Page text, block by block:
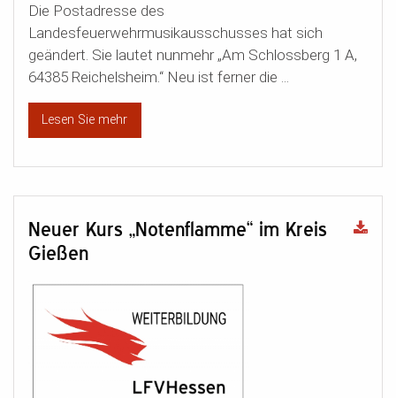
Die Postadresse des
Landesfeuerwehrmusikausschusses hat sich
geändert. Sie lautet nunmehr „Am Schlossberg 1 A,
64385 Reichelsheim.“ Neu ist ferner die ...
Lesen Sie mehr
Neuer Kurs „Notenflamme“ im Kreis
Gießen